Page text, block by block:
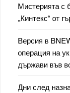
Мистерията с
„Кинтекс“ от
Версия в
операция на
държави във
Дни след